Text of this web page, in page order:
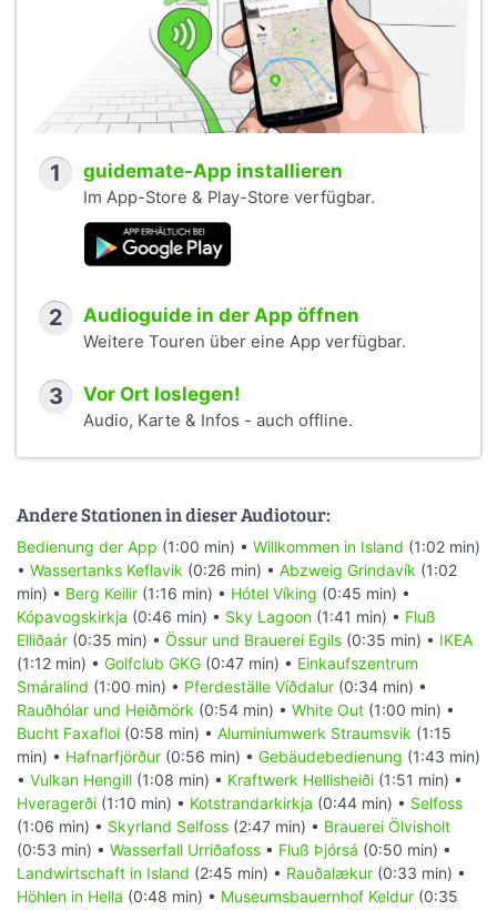
1 guidemate-App installieren
Im App-Store & Play-Store verfügbar.
2 Audioguide in der App öffnen
Weitere Touren über eine App verfügbar.
3 Vor Ort loslegen!
Audio, Karte & Infos - auch offline.
Andere Stationen in dieser Audiotour:
Bedienung der App (1:00 min) • Willkommen in Island (1:02 min)
• Wassertanks Keflavik (0:26 min) • Abzweig Grindavík (1:02
min) • Berg Keilir (1:16 min) • Hótel Víking (0:45 min) •
Kópavogskirkja (0:46 min) • Sky Lagoon (1:41 min) • Fluß
Elliðaár (0:35 min) • Össur und Brauerei Egils (0:35 min) • IKEA
(1:12 min) • Golfclub GKG (0:47 min) • Einkaufszentrum
Smáralind (1:00 min) • Pferdeställe Víðdalur (0:34 min) •
Rauðhólar und Heiðmörk (0:54 min) • White Out (1:00 min) •
Bucht Faxafloi (0:58 min) • Aluminiumwerk Straumsvik (1:15
min) • Hafnarfjörður (0:56 min) • Gebäudebedienung (1:43 min)
• Vulkan Hengill (1:08 min) • Kraftwerk Hellisheiði (1:51 min) •
Hveragerði (1:10 min) • Kotstrandarkirkja (0:44 min) • Selfoss
(1:06 min) • Skyrland Selfoss (2:47 min) • Brauerei Ölvisholt
(0:53 min) • Wasserfall Urriðafoss • Fluß Þjórsá (0:50 min) •
Landwirtschaft in Island (2:45 min) • Rauðalækur (0:33 min) •
Höhlen in Hella (0:48 min) • Museumsbauernhof Keldur (0:35